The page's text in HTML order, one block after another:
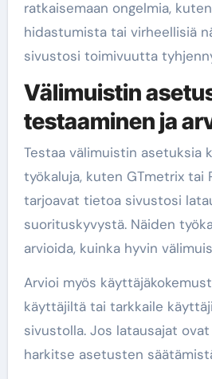
ratkaisemaan ongelmia,
hidastumista tai virheellisiä
sivustosi toimivuutta
Välimuistin
testaaminen ja
Testaa välimuistin asetuksia
työkaluja, kuten GTmetrix tai
tarjoavat tietoa sivustosi
suorituskyvystä. Näiden
arvioida, kuinka hyvin
Arvioi myös
käyttäjiltä tai tarkkaile
sivustolla. Jos latausajat
harkitse asetusten